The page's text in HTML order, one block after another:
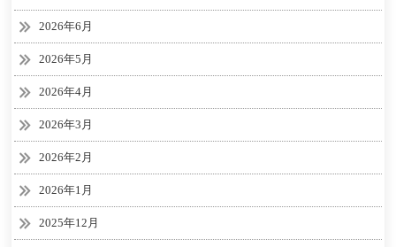
2026年6月
2026年5月
2026年4月
2026年3月
2026年2月
2026年1月
2025年12月